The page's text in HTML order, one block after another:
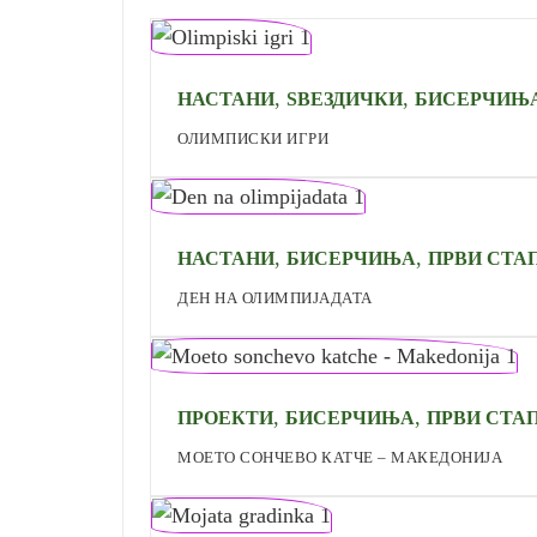
НАСТАНИ, ЅВЕЗДИЧКИ,
ОЛИМПИСКИ ИГРИ
НАСТАНИ, БИСЕРЧИЊА, ПРВИ
ДЕН НА ОЛИМПИЈАДАТА
ПРОЕКТИ, БИСЕРЧИЊА, ПРВИ
МОЕТО СОНЧЕВО КАТЧЕ – МАКЕДОНИЈА